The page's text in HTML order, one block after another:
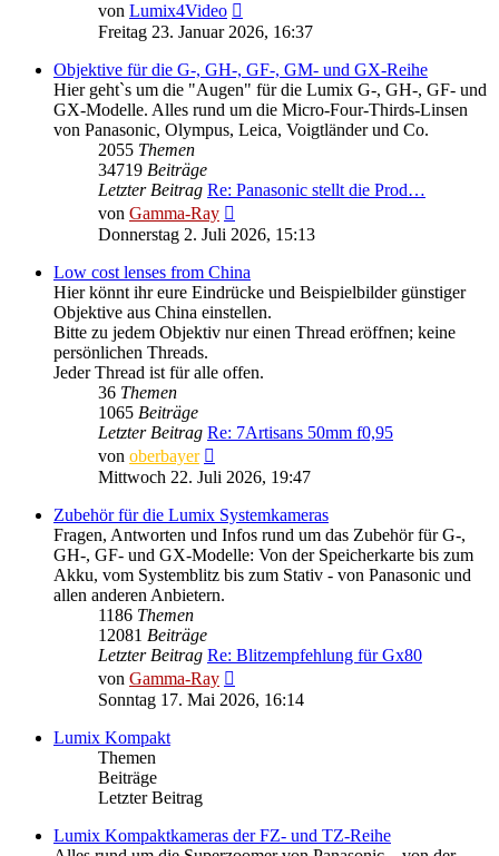
von Lumix4Video
Beitrag
Freitag 23. Januar 2026, 16:37
Objektive für die G-, GH-, GF-, GM- und GX-Reihe
Hier geht`s um die "Augen" für die Lumix G-, GH-, GF- und
GX-Modelle. Alles rund um die Micro-Four-Thirds-Linsen
von Panasonic, Olympus, Leica, Voigtländer und Co.
2055 Themen
34719 Beiträge
Letzter Beitrag Re: Panasonic stellt die Prod…
von Gamma-Ray
Beitrag
Donnerstag 2. Juli 2026, 15:13
Low cost lenses from China
Hier könnt ihr eure Eindrücke und Beispielbilder günstiger
Objektive aus China einstellen.
Bitte zu jedem Objektiv nur einen Thread eröffnen; keine
persönlichen Threads.
Jeder Thread ist für alle offen.
36 Themen
1065 Beiträge
Letzter Beitrag Re: 7Artisans 50mm f0,95
von oberbayer
Beitrag
Mittwoch 22. Juli 2026, 19:47
Zubehör für die Lumix Systemkameras
Fragen, Antworten und Infos rund um das Zubehör für G-,
GH-, GF- und GX-Modelle: Von der Speicherkarte bis zum
Akku, vom Systemblitz bis zum Stativ - von Panasonic und
allen anderen Anbietern.
1186 Themen
12081 Beiträge
Letzter Beitrag Re: Blitzempfehlung für Gx80
von Gamma-Ray
Beitrag
Sonntag 17. Mai 2026, 16:14
Lumix Kompakt
Themen
Beiträge
Letzter Beitrag
Lumix Kompaktkameras der FZ- und TZ-Reihe